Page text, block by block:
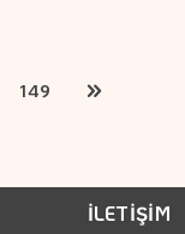
149
İLETİŞİM